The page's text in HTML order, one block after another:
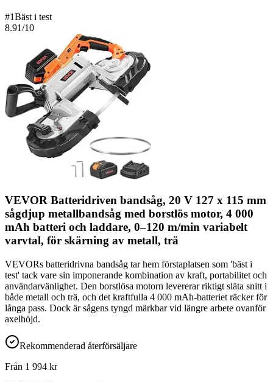
#1Bäst i test
8.91/10
VEVOR Batteridriven bandsåg, 20 V 127 x 115 mm
sågdjup metallbandsåg med borstlös motor, 4 000
mAh batteri och laddare, 0–120 m/min variabelt
varvtal, för skärning av metall, trä
VEVORs batteridrivna bandsåg tar hem förstaplatsen som 'bäst i
test' tack vare sin imponerande kombination av kraft, portabilitet och
användarvänlighet. Den borstlösa motorn levererar riktigt släta snitt i
både metall och trä, och det kraftfulla 4 000 mAh-batteriet räcker för
långa pass. Dock är sågens tyngd märkbar vid längre arbete ovanför
axelhöjd.
Rekommenderad återförsäljare
Från 1 994 kr